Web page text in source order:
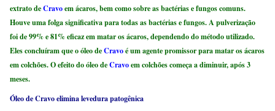
extrato deCravoem ácaros, bem como sobre as bactérias e fungos comuns.
Houve uma folga significativa para todas as bactérias e fungos. A pulverização
foi de 99% e 81% eficaz em matar os ácaros, dependendo do método utilizado.
Eles concluíram que o óleo deCravoé um agente promissor para matar os ácaros
em colchões. O efeito do óleo deCravoem colchões começa a diminuir, após 3
meses.
Óleo de Cravo elimina levedura patogênica